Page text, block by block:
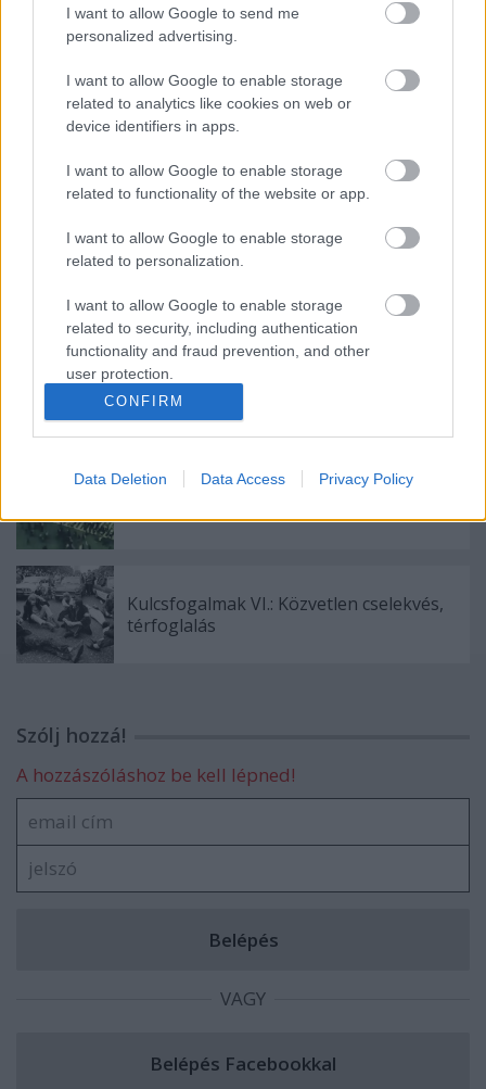
I want to allow Google to send me
personalized advertising.
I want to allow Google to enable storage
related to analytics like cookies on web or
device identifiers in apps.
I want to allow Google to enable storage
related to functionality of the website or app.
I want to allow Google to enable storage
related to personalization.
I want to allow Google to enable storage
related to security, including authentication
functionality and fraud prevention, and other
user protection.
CONFIRM
Data Deletion Data Access Privacy Policy
Ajánlott bejegyzések:
"Házkutatást a NAV-nál!" - tüntetés
„Az NSA több, mint egyszerű kémhálózat,
ez globális fasizmus” - avagy megfigyelés
az összefonódó kormányzati és vállalati
hatalom rendszerében
"Egy fél kiló aranyat akarsz, vagy totális
Kulcsfogalmak VI.: Közvetlen cselekvés,
térfoglalás
Szólj hozzá!
A hozzászóláshoz be kell lépned!
VAGY